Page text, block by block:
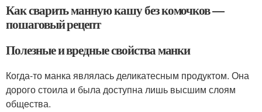
Как сварить манную кашу без комочков —
пошаговый рецепт
Полезные и вредные свойства манки
Когда-то манка являлась деликатесным продуктом. Она
дорого стоила и была доступна лишь высшим слоям
общества.